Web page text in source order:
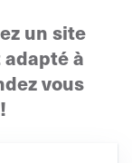
un site
à
vous